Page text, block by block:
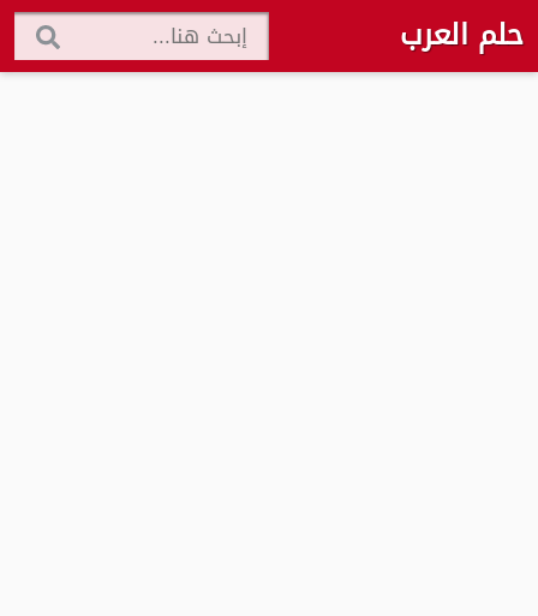
حلم العرب